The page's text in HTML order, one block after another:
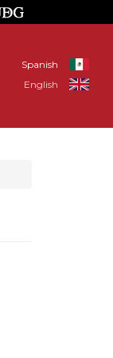
Spanish
English